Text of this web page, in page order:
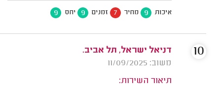
איכות 9 מחיר 7 זמנים 9 יחס 9
דניאל ישראל, תל אביב.
משוב: 11/09/2025
תיאור השירות:
10